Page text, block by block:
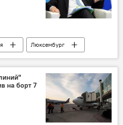
Люксембург
на борт 7